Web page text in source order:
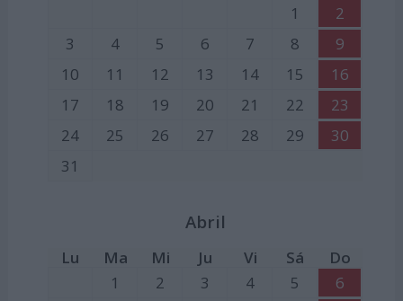
1
2
3
4 5 6 7 8
9
10
11 12 13 14 15
16
17
18 19 20 21 22
23
24
25 26 27 28 29
30
31
Abril
Lu Ma Mi Ju Vi Sá
Do
1
2 3 4 5 6